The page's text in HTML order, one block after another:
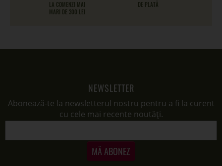
LA COMENZI MAI
MARI DE 300 LEI
DE PLATĂ
NEWSLETTER
Abonează-te la newsletterul nostru pentru a fi la curent
cu cele mai recente noutăți.
MĂ ABONEZ